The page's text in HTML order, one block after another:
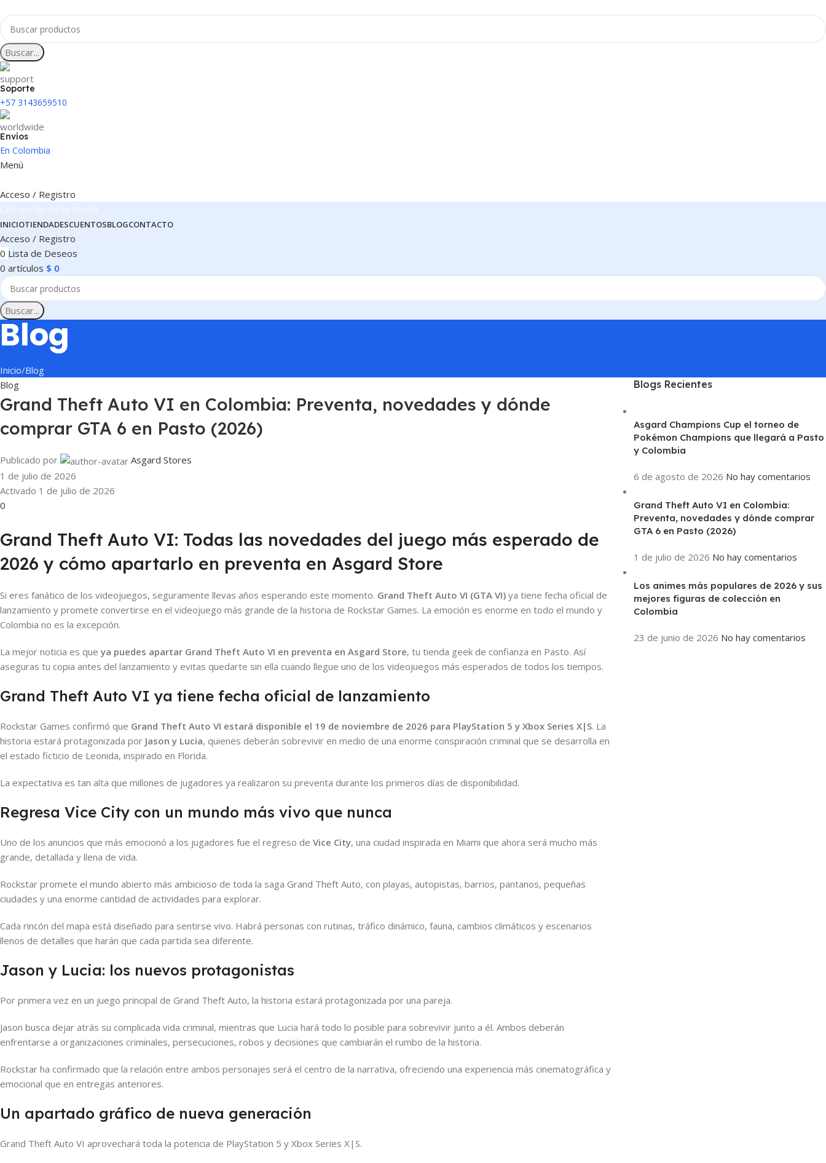
Buscar...
Soporte
+57 3143659510
Envíos
En Colombia
Menú
Acceso / Registro
INICIOTIENDADESCUENTOSBLOGCONTACTO
Acceso / Registro
0 Lista de Deseos
0 artículos $ 0
Buscar...
Blog
Inicio Blog
Blog
Grand Theft Auto VI en Colombia: Preventa, novedades y dónde
comprar GTA 6 en Pasto (2026)
Publicado por
Asgard Stores
1 de julio de 2026
Activado 1 de julio de 2026
0
Grand Theft Auto VI: Todas las novedades del juego más esperado de
2026 y cómo apartarlo en preventa en Asgard Store
Si eres fanático de los videojuegos, seguramente llevas años esperando este momento. Grand Theft Auto VI (GTA VI) ya tiene fecha oficial de
lanzamiento y promete convertirse en el videojuego más grande de la historia de Rockstar Games. La emoción es enorme en todo el mundo y
Colombia no es la excepción.
La mejor noticia es que ya puedes apartar Grand Theft Auto VI en preventa en Asgard Store, tu tienda geek de confianza en Pasto. Así
aseguras tu copia antes del lanzamiento y evitas quedarte sin ella cuando llegue uno de los videojuegos más esperados de todos los tiempos.
Grand Theft Auto VI ya tiene fecha oficial de lanzamiento
Rockstar Games confirmó que Grand Theft Auto VI estará disponible el 19 de noviembre de 2026 para PlayStation 5 y Xbox Series X|S. La
historia estará protagonizada por Jason y Lucia, quienes deberán sobrevivir en medio de una enorme conspiración criminal que se desarrolla en
el estado ficticio de Leonida, inspirado en Florida.
La expectativa es tan alta que millones de jugadores ya realizaron su preventa durante los primeros días de disponibilidad.
Regresa Vice City con un mundo más vivo que nunca
Uno de los anuncios que más emocionó a los jugadores fue el regreso de Vice City, una ciudad inspirada en Miami que ahora será mucho más
grande, detallada y llena de vida.
Rockstar promete el mundo abierto más ambicioso de toda la saga Grand Theft Auto, con playas, autopistas, barrios, pantanos, pequeñas
ciudades y una enorme cantidad de actividades para explorar.
Cada rincón del mapa está diseñado para sentirse vivo. Habrá personas con rutinas, tráfico dinámico, fauna, cambios climáticos y escenarios
llenos de detalles que harán que cada partida sea diferente.
Jason y Lucia: los nuevos protagonistas
Por primera vez en un juego principal de Grand Theft Auto, la historia estará protagonizada por una pareja.
Jason busca dejar atrás su complicada vida criminal, mientras que Lucia hará todo lo posible para sobrevivir junto a él. Ambos deberán
enfrentarse a organizaciones criminales, persecuciones, robos y decisiones que cambiarán el rumbo de la historia.
Rockstar ha confirmado que la relación entre ambos personajes será el centro de la narrativa, ofreciendo una experiencia más cinematográfica y
emocional que en entregas anteriores.
Un apartado gráfico de nueva generación
Grand Theft Auto VI aprovechará toda la potencia de PlayStation 5 y Xbox Series X|S.
Blogs Recientes
Asgard Champions Cup el torneo de
Pokémon Champions que llegará a Pasto
y Colombia
6 de agosto de 2026 No hay comentarios
Grand Theft Auto VI en Colombia:
Preventa, novedades y dónde comprar
GTA 6 en Pasto (2026)
1 de julio de 2026 No hay comentarios
Los animes más populares de 2026 y sus
mejores figuras de colección en
Colombia
23 de junio de 2026 No hay comentarios